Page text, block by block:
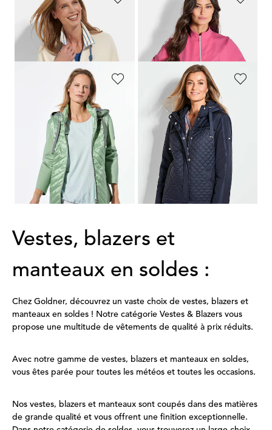
BARBARA LEBEK
Veste sweat à col montant
67,61 CHF169,00 CHF
Veste sweat avec col montant
65,00 CHF139,00 CHF
Veste. Pure laine
179,00 CHF309,00 CHF
GOLDNER
Veste matelassée à capuche
179,00 CHF309,00 CHF
1 2 5
Vestes, blazers et
manteaux en soldes :
Chez Goldner, découvrez un vaste choix de vestes, blazers et
manteaux en soldes ! Notre catégorie Vestes & Blazers vous
propose une multitude de vêtements de qualité à prix réduits.
Avec notre gamme de vestes, blazers et manteaux en soldes,
vous êtes parée pour toutes les météos et toutes les occasions.
Nos vestes, blazers et manteaux sont coupés dans des matières
de grande qualité et vous offrent une finition exceptionnelle.